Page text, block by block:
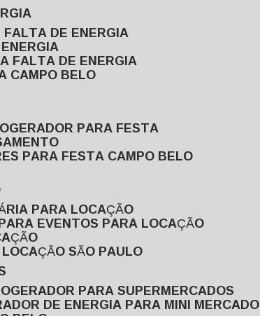
FALTA DE ENERGIA
FALTA DE ENERGIA
CAMPO BELO
GERADOR PARA FESTA
PARA FESTA CAMPO BELO
PARA LOCAÇÃO
PARA EVENTOS PARA LOCAÇÃO
SÃO PAULO
GERADOR PARA SUPERMERCADOS
DE ENERGIA PARA MINI MERCADO